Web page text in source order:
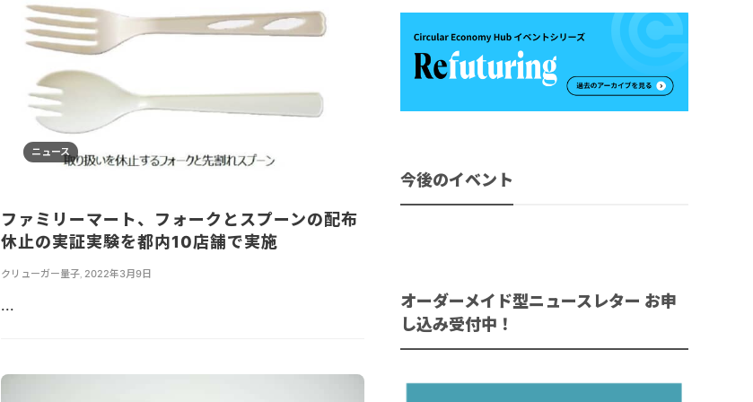
ニュース
ファミリーマート、フォークとスプーンの配布
休止の実証実験を都内10店舗で実施
クリューガー量子 2022年3月9日
...
今後のイベント
オーダーメイド型ニュースレター お申
し込み受付中！